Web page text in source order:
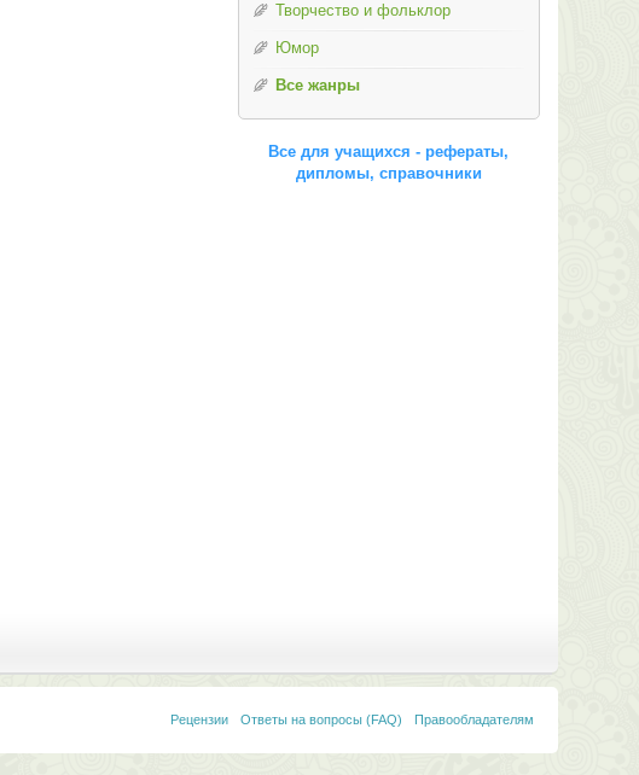
Творчество и фольклор
Юмор
Все жанры
Все для учащихся - рефераты,
дипломы, справочники
Правообладателям
Ответы на вопросы (FAQ)
Рецензии